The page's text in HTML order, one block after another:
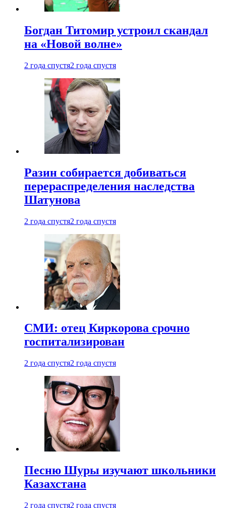
Богдан Титомир устроил скандал
на «Новой волне»
2 года спустя2 года спустя
Разин собирается добиваться
перераспределения наследства
Шатунова
2 года спустя2 года спустя
СМИ: отец Киркорова срочно
госпитализирован
2 года спустя2 года спустя
Песню Шуры изучают школьники
Казахстана
2 года спустя2 года спустя